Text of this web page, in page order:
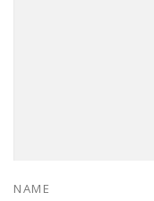
NAME